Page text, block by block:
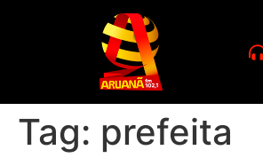
Tag: prefeita